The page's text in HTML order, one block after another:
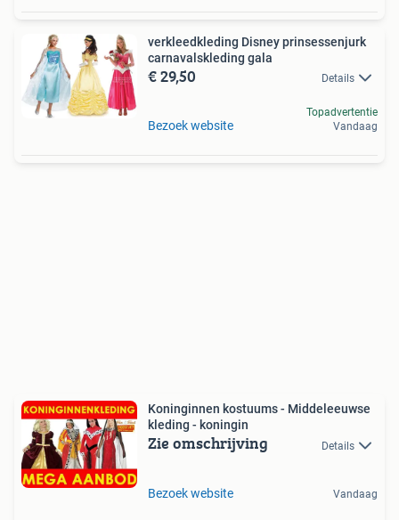
verkleedkleding Disney prinsessenjurk
carnavalskleding gala
€ 29,50 Details
Bezoek website
Topadvertentie
Vandaag
Koninginnen kostuums - Middeleeuwse
kleding - koningin
Zie omschrijving Details
Bezoek website Vandaag